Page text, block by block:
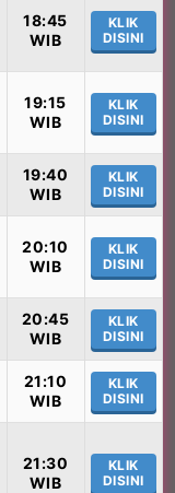
18:45
WIB
KLIK
DISINI
19:15
WIB
KLIK
DISINI
19:40
WIB
KLIK
DISINI
20:10
WIB
KLIK
DISINI
20:45
WIB
KLIK
DISINI
21:10
WIB
KLIK
DISINI
21:30
WIB
KLIK
DISINI